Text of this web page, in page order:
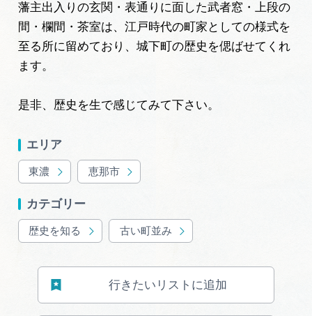
体験予約サイト「ＶＩＳＩＴ岐阜県」
岐阜県アウトドア観光キャンペーン
旅行会社・観光事業者の皆様へ
フォトライブラリー
動画ライブラリー
藩主出入りの玄関・表通りに面した武者窓・上段の
間・欄間・茶室は、江戸時代の町家としての様式を
至る所に留めており、城下町の歴史を偲ばせてくれ
ます。
是非、歴史を生で感じてみて下さい。
エリア
東濃 恵那市
カテゴリー
歴史を知る 古い町並み
行きたいリストに追加